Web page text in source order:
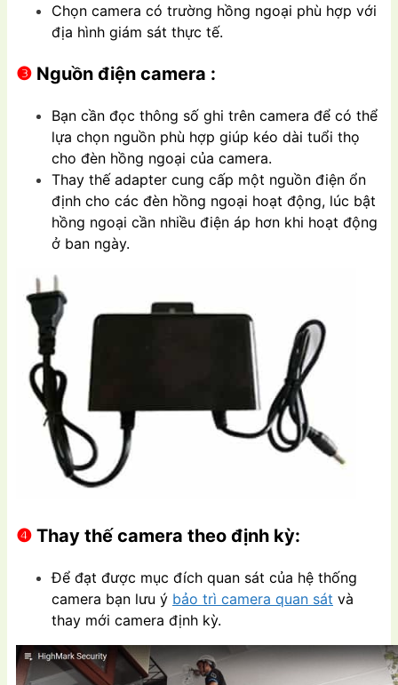
Chọn camera có trường hồng ngoại phù hợp với
địa hình giám sát thực tế.
❸ Nguồn điện camera :
Bạn cần đọc thông số ghi trên camera để có thể
lựa chọn nguồn phù hợp giúp kéo dài tuổi thọ
cho đèn hồng ngoại của camera.
Thay thế adapter cung cấp một nguồn điện ổn
định cho các đèn hồng ngoại hoạt động, lúc bật
hồng ngoại cần nhiều điện áp hơn khi hoạt động
ở ban ngày.
❹ Thay thế camera theo định kỳ:
Để đạt được mục đích quan sát của hệ thống
camera bạn lưu ý bảo trì camera quan sát và
thay mới camera định kỳ.